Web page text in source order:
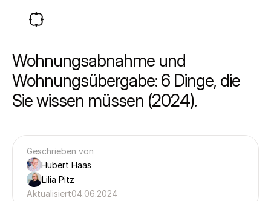
Wohnungsabnahme und
Wohnungsübergabe: 6 Dinge, die
Sie wissen müssen (2024).
Geschrieben von
Hubert Haas
Lilia Pitz
Aktualisiert04.06.2024